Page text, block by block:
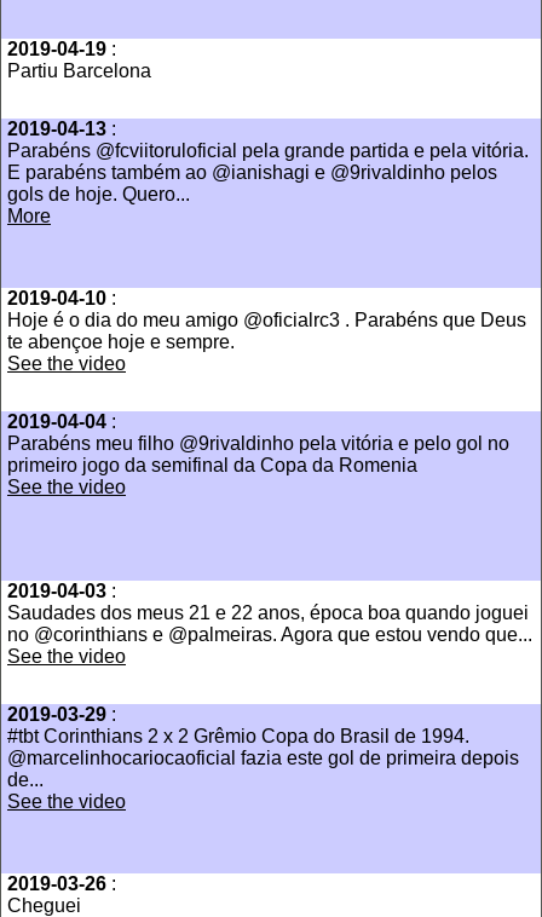
2019-04-19 :
Partiu Barcelona
2019-04-13 :
Parabéns @fcviitoruloficial pela grande partida e pela vitória.
E parabéns também ao @ianishagi e @9rivaldinho pelos
gols de hoje. Quero...
More
2019-04-10 :
Hoje é o dia do meu amigo @oficialrc3 . Parabéns que Deus
te abençoe hoje e sempre.
See the video
2019-04-04 :
Parabéns meu filho @9rivaldinho pela vitória e pelo gol no
primeiro jogo da semifinal da Copa da Romenia
See the video
2019-04-03 :
Saudades dos meus 21 e 22 anos, época boa quando joguei
no @corinthians e @palmeiras. Agora que estou vendo que...
See the video
2019-03-29 :
#tbt Corinthians 2 x 2 Grêmio Copa do Brasil de 1994.
@marcelinhocariocaoficial fazia este gol de primeira depois
de...
See the video
2019-03-26 :
Cheguei